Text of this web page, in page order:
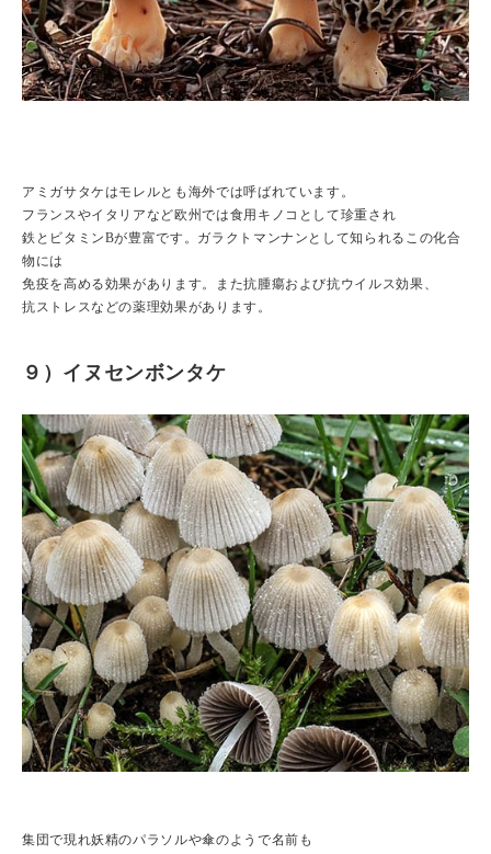
アミガサタケはモレルとも海外では呼ばれています。
フランスやイタリアなど欧州では食用キノコとして珍重され
鉄とビタミンBが豊富です。ガラクトマンナンとして知られるこの化合
物には
免疫を高める効果があります。また抗腫瘍および抗ウイルス効果、
抗ストレスなどの薬理効果があります。
９）イヌセンボンタケ
集団で現れ妖精のパラソルや傘のようで名前も